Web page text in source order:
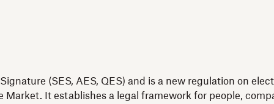
(SES, AES, QES) and is a new regulation on
It establishes a legal framework for people,